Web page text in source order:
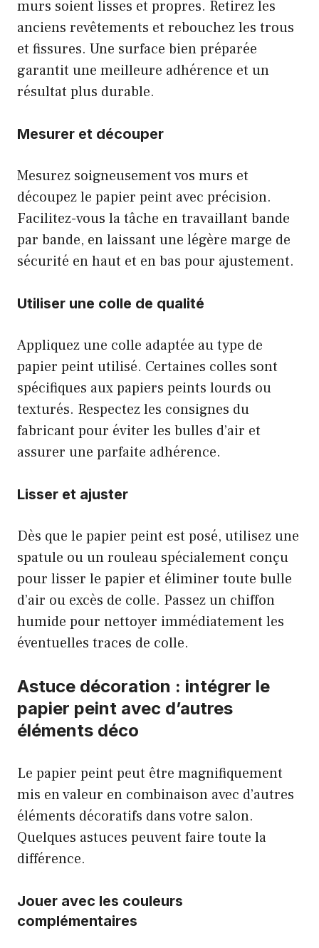
murs soient lisses et propres. Retirez les
anciens revêtements et rebouchez les trous
et fissures. Une surface bien préparée
garantit une meilleure adhérence et un
résultat plus durable.
Mesurer et découper
Mesurez soigneusement vos murs et
découpez le papier peint avec précision.
Facilitez-vous la tâche en travaillant bande
par bande, en laissant une légère marge de
sécurité en haut et en bas pour ajustement.
Utiliser une colle de qualité
Appliquez une colle adaptée au type de
papier peint utilisé. Certaines colles sont
spécifiques aux papiers peints lourds ou
texturés. Respectez les consignes du
fabricant pour éviter les bulles d’air et
assurer une parfaite adhérence.
Lisser et ajuster
Dès que le papier peint est posé, utilisez une
spatule ou un rouleau spécialement conçu
pour lisser le papier et éliminer toute bulle
d’air ou excès de colle. Passez un chiffon
humide pour nettoyer immédiatement les
éventuelles traces de colle.
Astuce décoration : intégrer le
papier peint avec d’autres
éléments déco
Le papier peint peut être magnifiquement
mis en valeur en combinaison avec d’autres
éléments décoratifs dans votre salon.
Quelques astuces peuvent faire toute la
différence.
Jouer avec les couleurs
complémentaires